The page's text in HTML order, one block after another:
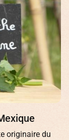
originaire du